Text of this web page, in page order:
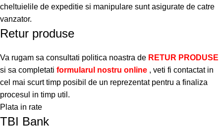
cheltuielile de expeditie si manipulare sunt asigurate de catre
vanzator.
Retur produse
Va rugam sa consultati politica noastra de RETUR PRODUSE
si sa completati formularul nostru online , veti fi contactat in
cel mai scurt timp posibil de un reprezentat pentru a finaliza
procesul in timp util.
Plata in rate
TBI Bank